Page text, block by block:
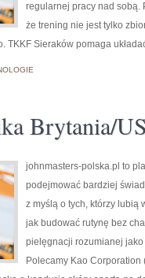
regularnej pracy nad sobą.
że trening nie jest tylko
TKKF Sieraków pomaga
Brytania/
johnmasters-polska.pl to
podejmować bardziej
z myślą o tych, którzy lubią
jak budować rutynę bez
pielęgnacji rozumianej
Polecamy Kao